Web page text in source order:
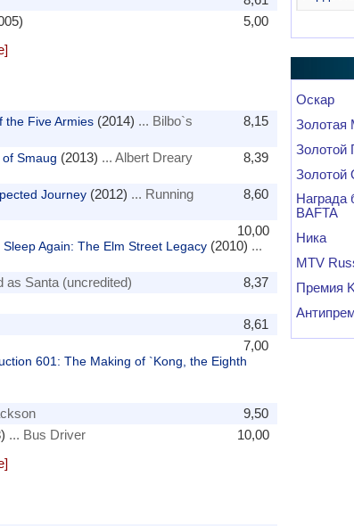
5,00
8,15
the Five Armies(2014) ... Bilbo`s
8,39
Smaug (2013) ... Albert Dreary
8,60
Journey(2012) ... Running
10,00
Again: The Elm Street Legacy(2010) ...
8,37
as Santa (uncredited)
8,61
7,00
601: The Making of `Kong, the Eighth
9,50
10,00
... Bus Driver
Оскар
Золотая
Золотой
Золотой
Награда
BAFTA
Ника
MTV
Премия